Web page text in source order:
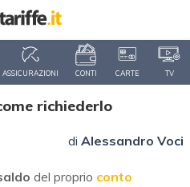
ASSICURAZIONI CONTI CARTE TV
richiederlo
di Alessandro Voci
del proprio conto